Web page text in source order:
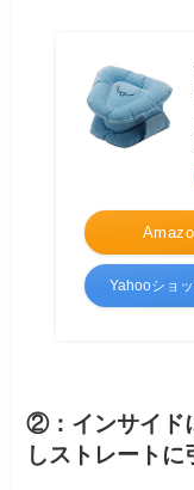
Yahooショ
②：インサイド
しストレートに